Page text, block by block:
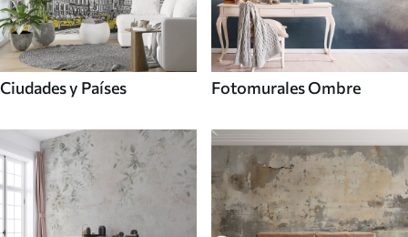
Ciudades y Países Fotomurales Ombre